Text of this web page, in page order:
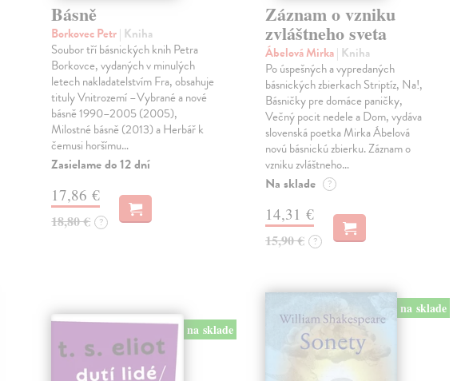
Básně
Borkovec Petr| Kniha
Soubor tří básnických knih Petra
Borkovce, vydaných v minulých
letech nakladatelstvím Fra, obsahuje
tituly Vnitrozemí –Vybrané a nové
básně 1990–2005 (2005),
Milostné básně (2013) a Herbář k
čemusi horšímu…
Zasielame do 12 dní
17,86 €
18,80 € ?
Záznam o vzniku
zvláštneho sveta
Ábelová Mirka| Kniha
Po úspešných a vypredaných
básnických zbierkach Striptíz, Na!,
Básničky pre domáce paničky,
Večný pocit nedele a Dom, vydáva
slovenská poetka Mirka Ábelová
novú básnickú zbierku. Záznam o
vzniku zvláštneho…
Na sklade ?
14,31 €
15,90 € ?
na sklade
na sklade